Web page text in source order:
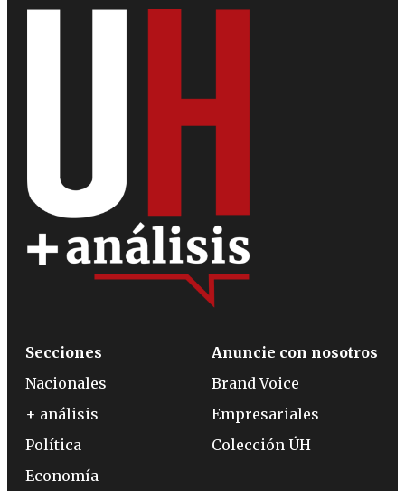
Secciones
Nacionales
+ análisis
Política
Economía
Anuncie con nosotros
Brand Voice
Empresariales
Colección ÚH